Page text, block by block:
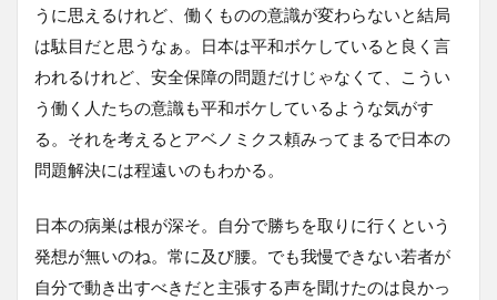
うに思えるけれど、働くものの意識が変わらないと結局
は駄目だと思うなぁ。日本は平和ボケしていると良く言
われるけれど、安全保障の問題だけじゃなくて、こうい
う働く人たちの意識も平和ボケしているような気がす
る。それを考えるとアベノミクス頼みってまるで日本の
問題解決には程遠いのもわかる。
日本の病巣は根が深そ。自分で勝ちを取りに行くという
発想が無いのね。常に及び腰。でも我慢できない若者が
自分で動き出すべきだと主張する声を聞けたのは良かっ